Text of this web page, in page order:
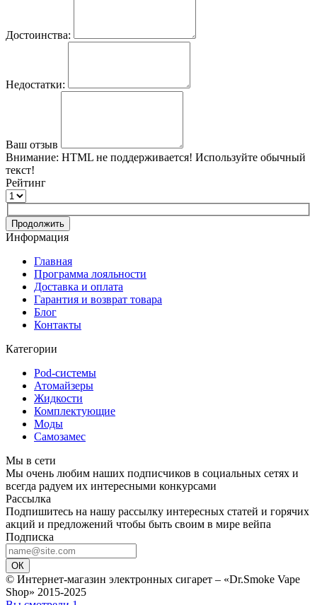
Достоинства:
Недостатки:
Ваш отзыв
Внимание: HTML не поддерживается! Используйте обычный
текст!
Рейтинг
Продолжить
Информация
Главная
Программа лояльности
Доставка и оплата
Гарантия и возврат товара
Блог
Контакты
Категории
Pod-системы
Атомайзеры
Жидкости
Комплектующие
Моды
Самозамес
Мы в сети
Мы очень любим наших подписчиков в социальных сетях и
всегда радуем их интересными конкурсами
Рассылка
Подпишитесь на нашу рассылку интересных статей и горячих
акций и предложений чтобы быть своим в мире вейпа
Подписка
ОК
© Интернет-магазин электронных сигарет – «Dr.Smoke Vape
Shop» 2015-2025